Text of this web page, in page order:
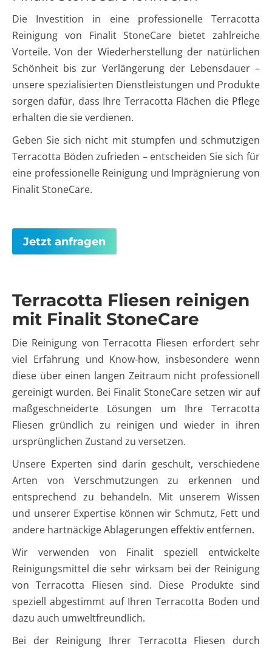
Die Investition in eine professionelle Terracotta
Reinigung von Finalit StoneCare bietet zahlreiche
Vorteile. Von der Wiederherstellung der natürlichen
Schönheit bis zur Verlängerung der Lebensdauer –
unsere spezialisierten Dienstleistungen und Produkte
sorgen dafür, dass Ihre Terracotta Flächen die Pflege
erhalten die sie verdienen.
Geben Sie sich nicht mit stumpfen und schmutzigen
Terracotta Böden zufrieden – entscheiden Sie sich für
eine professionelle Reinigung und Imprägnierung von
Finalit StoneCare.
Jetzt anfragen
Terracotta Fliesen reinigen
mit Finalit StoneCare
Die Reinigung von Terracotta Fliesen erfordert sehr
viel Erfahrung und Know-how, insbesondere wenn
diese über einen langen Zeitraum nicht professionell
gereinigt wurden. Bei Finalit StoneCare setzen wir auf
maßgeschneiderte Lösungen um Ihre Terracotta
Fliesen gründlich zu reinigen und wieder in ihren
ursprünglichen Zustand zu versetzen.
Unsere Experten sind darin geschult, verschiedene
Arten von Verschmutzungen zu erkennen und
entsprechend zu behandeln. Mit unserem Wissen
und unserer Expertise können wir Schmutz, Fett und
andere hartnäckige Ablagerungen effektiv entfernen.
Wir verwenden von Finalit speziell entwickelte
Reinigungsmittel die sehr wirksam bei der Reinigung
von Terracotta Fliesen sind. Diese Produkte sind
speziell abgestimmt auf Ihren Terracotta Boden und
dazu auch umweltfreundlich.
Bei der Reinigung Ihrer Terracotta Fliesen durch